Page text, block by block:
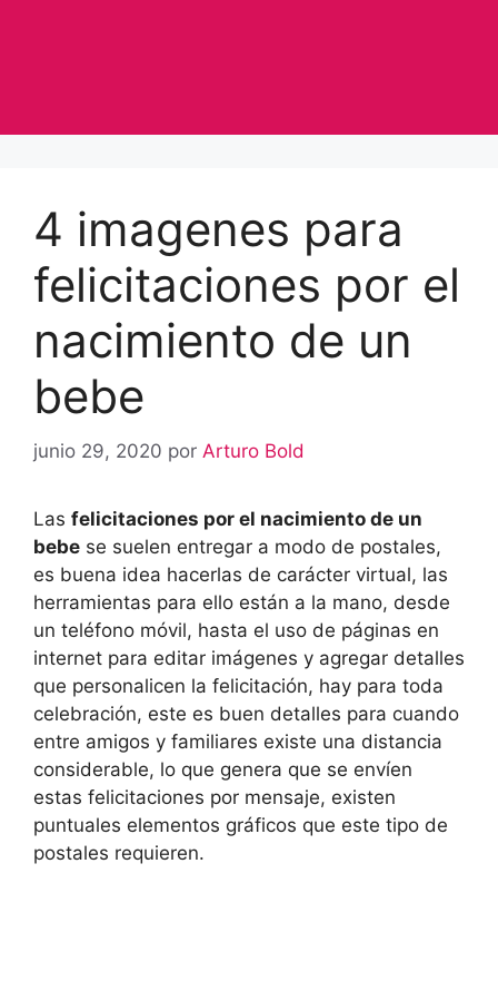
4 imagenes para
felicitaciones por el
nacimiento de un
bebe
junio 29, 2020 por Arturo Bold
Las felicitaciones por el nacimiento de un
bebe se suelen entregar a modo de postales,
es buena idea hacerlas de carácter virtual, las
herramientas para ello están a la mano, desde
un teléfono móvil, hasta el uso de páginas en
internet para editar imágenes y agregar detalles
que personalicen la felicitación, hay para toda
celebración, este es buen detalles para cuando
entre amigos y familiares existe una distancia
considerable, lo que genera que se envíen
estas felicitaciones por mensaje, existen
puntuales elementos gráficos que este tipo de
postales requieren.